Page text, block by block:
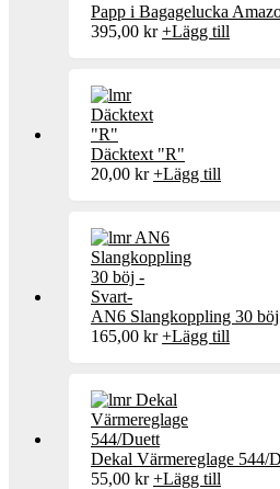
Papp i Bagagelucka
395,00 kr +Lägg till
Däcktext "R"
20,00 kr +Lägg till
AN6 Slangkoppling 30
165,00 kr +Lägg till
Dekal Värmereglage 544/
55,00 kr +Lägg till